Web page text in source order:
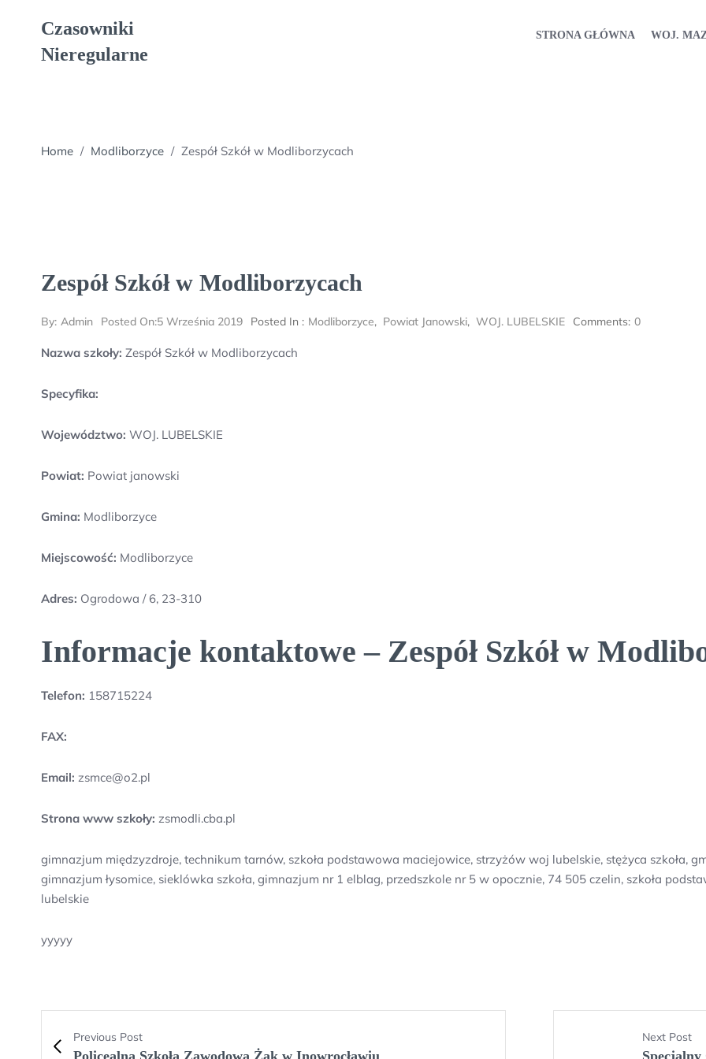
Czasowniki
Nieregularne
STRONA GŁÓWNA WOJ.
Home / Modliborzyce / Zespół Szkół w Modliborzycach
Zespół Szkół w Modliborzycach
By: Admin Posted On:5 Września 2019 Posted In : Modliborzyce, Powiat Janowski, WOJ. LUBELSKIE Comments: 0
Nazwa szkoły: Zespół Szkół w Modliborzycach
Specyfika:
Województwo: WOJ. LUBELSKIE
Powiat: Powiat janowski
Gmina: Modliborzyce
Miejscowość: Modliborzyce
Adres: Ogrodowa / 6, 23-310
Informacje kontaktowe – Zespół Szkół w
Telefon: 158715224
FAX:
Email: zsmce@o2.pl
Strona www szkoły: zsmodli.cba.pl
gimnazjum międzyzdroje, technikum tarnów, szkoła podstawowa maciejowice, strzyżów woj lubelskie, stężyca szkoła,
gimnazjum łysomice, sieklówka szkoła, gimnazjum nr 1 elblag, przedszkole nr 5 w opocznie, 74 505 czelin, szkoła
lubelskie
yyyyy
Previous Post
Policealna Szkoła Zawodowa Żak w Inowrocławiu
Next Post
Specjalny